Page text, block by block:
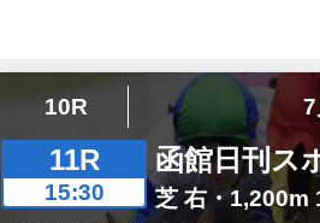
10R 7
11R
15:30
函館日刊ス
芝 右・1,200m